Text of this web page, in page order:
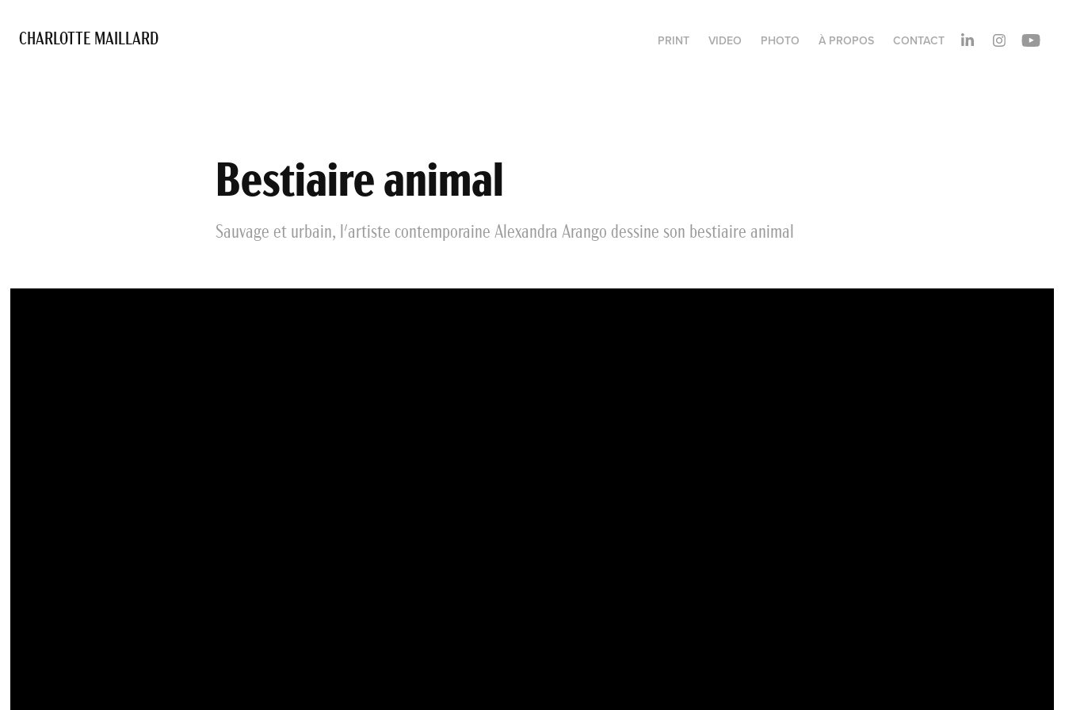
CHARLOTTE MAILLARD PRINT VIDEO PHOTO À PROPOS CONTACT
Bestiaire animal
Sauvage et urbain, l'artiste contemporaine Alexandra Arango dessine son bestiaire animal